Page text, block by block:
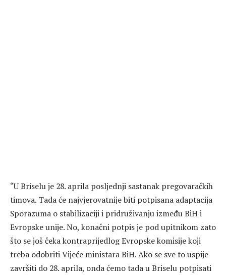
“U Briselu je 28. aprila posljednji sastanak pregovaračkih
timova. Tada će najvjerovatnije biti potpisana adaptacija
Sporazuma o stabilizaciji i pridruživanju između BiH i
Evropske unije. No, konačni potpis je pod upitnikom zato
što se još čeka kontraprijedlog Evropske komisije koji
treba odobriti Vijeće ministara BiH. Ako se sve to uspije
završiti do 28. aprila, onda ćemo tada u Briselu potpisati